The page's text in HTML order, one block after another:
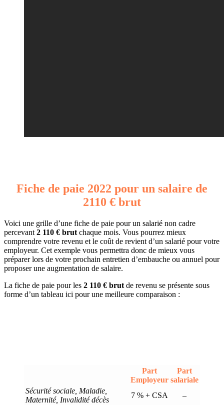
Fiche de paie 2022 pour un salaire de
2110 € brut
Voici une grille d’une fiche de paie pour un salarié non cadre
percevant 2 110 € brut chaque mois. Vous pourrez mieux
comprendre votre revenu et le coût de revient d’un salarié pour votre
employeur. Cet exemple vous permettra donc de mieux vous
préparer lors de votre prochain entretien d’embauche ou annuel pour
proposer une augmentation de salaire.
La fiche de paie pour les 2 110 € brut de revenu se présente sous
forme d’un tableau ici pour une meilleure comparaison :
Part
Employeur
Part
salariale
Sécurité sociale, Maladie,
Maternité, Invalidité décès
7 % + CSA
–